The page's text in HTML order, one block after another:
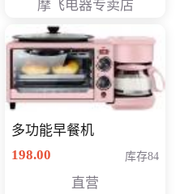
摩飞电器专卖店
多功能早餐机
198.00
库存84
直营